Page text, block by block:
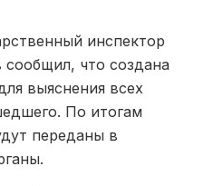
инспектор
сообщил, что создана
выяснения всех
По итогам
переданы в